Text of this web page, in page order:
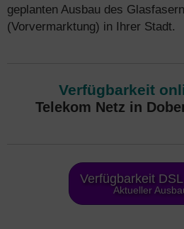
geplanten Ausbau des
(Vorvermarktung) in Ihrer Stadt.
Verfügbarkeit
Telekom Netz in
Verfügbarkeit
Aktueller